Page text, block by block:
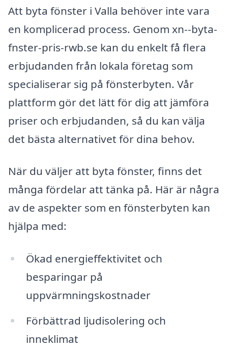
Att byta fönster i Valla behöver inte vara
en komplicerad process. Genom xn--byta-
fnster-pris-rwb.se kan du enkelt få flera
erbjudanden från lokala företag som
specialiserar sig på fönsterbyten. Vår
plattform gör det lätt för dig att jämföra
priser och erbjudanden, så du kan välja
det bästa alternativet för dina behov.
När du väljer att byta fönster, finns det
många fördelar att tänka på. Här är några
av de aspekter som en fönsterbyten kan
hjälpa med:
Ökad energieffektivitet och
besparingar på
uppvärmningskostnader
Förbättrad ljudisolering och
inneklimat